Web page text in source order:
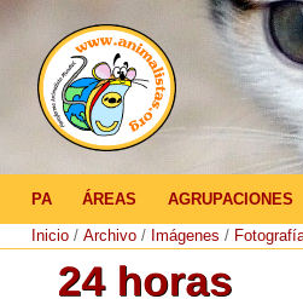
Personales
Cambiar
contenido.
Navegación
PA
ÁREAS AGRUPACIONES
Inicio / Archivo / Imágenes /